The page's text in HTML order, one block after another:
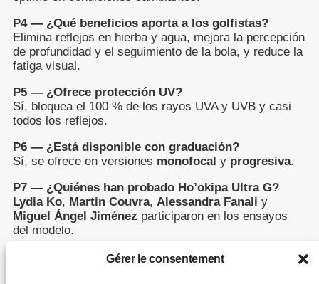
Gérer le consentement
P4 — ¿Qué beneficios aporta a los golfistas?
Elimina reflejos en hierba y agua, mejora la percepción
de profundidad y el seguimiento de la bola, y reduce la
fatiga visual.
P5 — ¿Ofrece protección UV?
Sí, bloquea el 100 % de los rayos UVA y UVB y casi
todos los reflejos.
P6 — ¿Está disponible con graduación?
Sí, se ofrece en versiones monofocal y progresiva.
P7 — ¿Quiénes han probado Ho’okipa Ultra G?
Lydia Ko, Martin Couvra, Alessandra Fanali y
Miguel Ángel Jiménez participaron en los ensayos
del modelo.
P8 — ¿Qué hace única a Maui Jim?